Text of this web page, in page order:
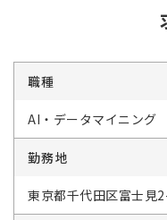
職種
AI・データマイニング
勤務地
東京都千代田区富士